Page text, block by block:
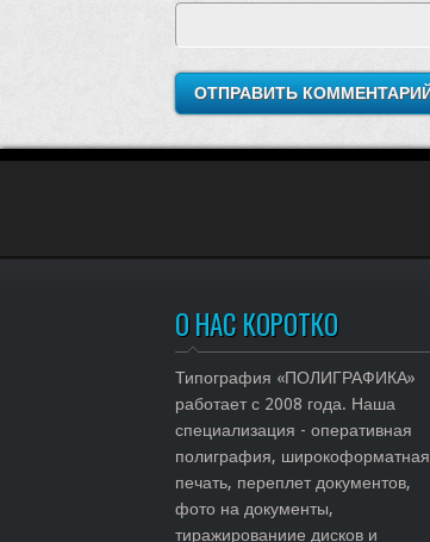
О НАС КОРОТКО
Типография «ПОЛИГРАФИКА»
работает с 2008 года. Наша
специализация - оперативная
полиграфия, широкоформатная
печать, переплет документов,
фото на документы,
тиражированиие дисков и